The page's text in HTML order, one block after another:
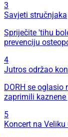
3
Savjeti stručnjaka
Spriječite 'tihu
prevenciju
4
Jutros održao
DORH se
zaprimili kaznene
5
Koncert na Veliku